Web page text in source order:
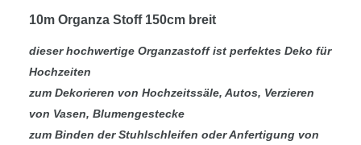
10m Organza Stoff 150cm breit
dieser hochwertige Organzastoff ist perfektes Deko für
Hochzeiten
zum Dekorieren von Hochzeitssäle, Autos, Verzieren
von Vasen, Blumengestecke
zum Binden der Stuhlschleifen oder Anfertigung von